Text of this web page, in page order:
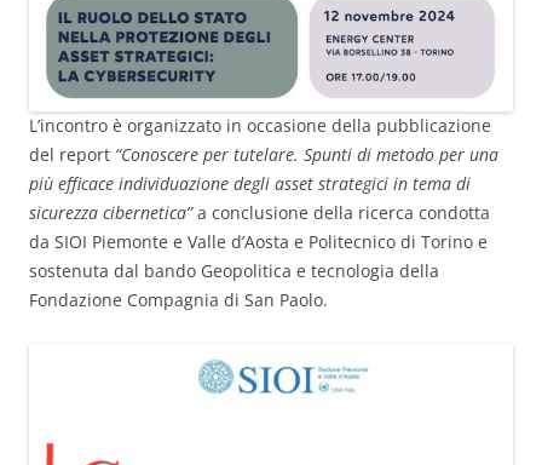
L’incontro è organizzato in occasione della pubblicazione
del report “Conoscere per tutelare. Spunti di metodo per una
più efficace individuazione degli asset strategici in tema di
sicurezza cibernetica”a conclusione della ricerca condotta
da SIOI Piemonte e Valle d’Aosta e Politecnico di Torino e
sostenuta dal bando Geopolitica e tecnologia della
Fondazione Compagnia di San Paolo.